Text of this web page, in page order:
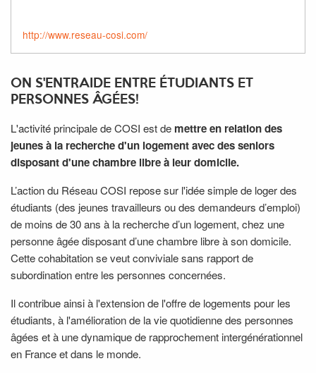
http://www.reseau-cosi.com/
ON S'ENTRAIDE ENTRE ÉTUDIANTS ET
PERSONNES ÂGÉES!
L'activité principale de COSI est de mettre en relation des
jeunes à la recherche d'un logement avec des seniors
disposant d'une chambre libre à leur domicile.
L’action du Réseau COSI repose sur l'idée simple de loger des
étudiants (des jeunes travailleurs ou des demandeurs d’emploi)
de moins de 30 ans à la recherche d’un logement, chez une
personne âgée disposant d’une chambre libre à son domicile.
Cette cohabitation se veut conviviale sans rapport de
subordination entre les personnes concernées.
Il contribue ainsi à l'extension de l'offre de logements pour les
étudiants, à l'amélioration de la vie quotidienne des personnes
âgées et à une dynamique de rapprochement intergénérationnel
en France et dans le monde.